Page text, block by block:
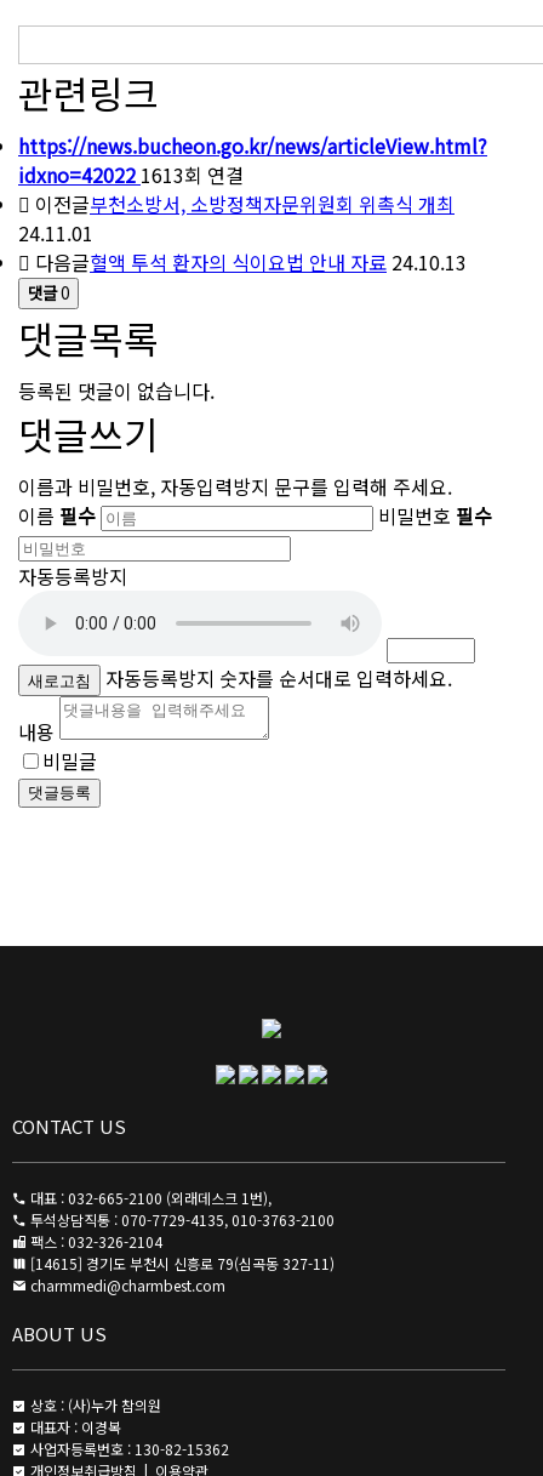
관련링크
https://news.bucheon.go.kr/news/articleView.html?
idxno=42022 1613회 연결
이전글부천소방서, 소방정책자문위원회 위촉식 개최
24.11.01
다음글혈액 투석 환자의 식이요법 안내 자료 24.10.13
댓글0
댓글목록
등록된 댓글이 없습니다.
댓글쓰기
이름과 비밀번호, 자동입력방지 문구를 입력해 주세요.
이름 필수 비밀번호 필수
자동등록방지
새로고침
자동등록방지 숫자를 순서대로 입력하세요.
내용
비밀글
댓글등록
CONTACT US
대표 : 032-665-2100 (외래데스크 1번),
투석상담직통 : 070-7729-4135, 010-3763-2100
팩스 : 032-326-2104
[14615] 경기도 부천시 신흥로 79(심곡동 327-11)
charmmedi@charmbest.com
ABOUT US
상호 : (사)누가 참의원
대표자 : 이경복
사업자등록번호 : 130-82-15362
개인정보취급방침 | 이용약관